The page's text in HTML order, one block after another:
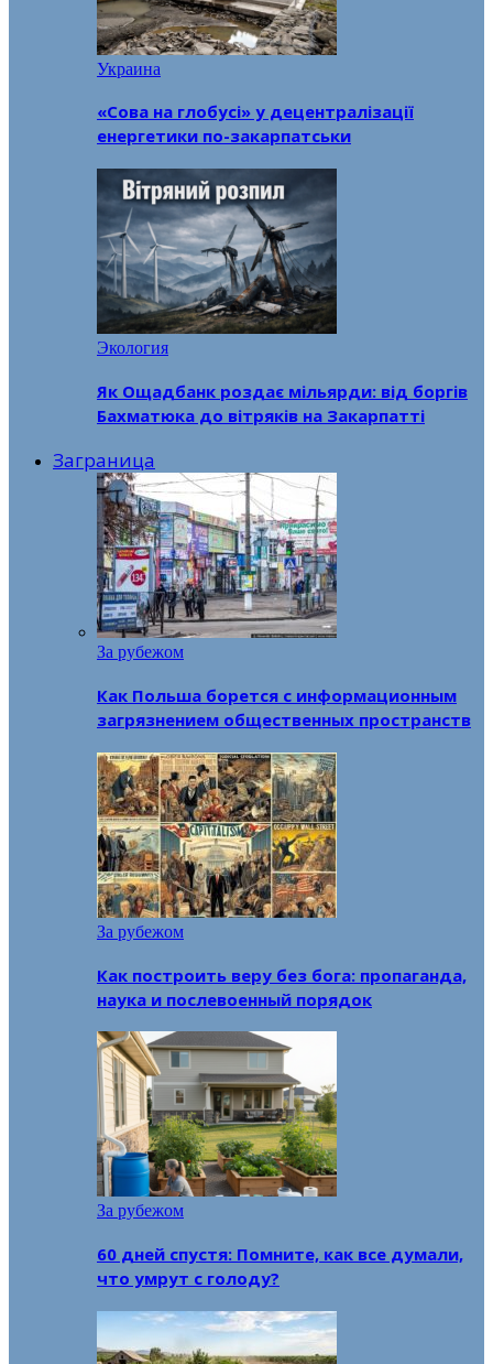
Украина
«Сова на глобусі» у децентралізації
енергетики по-закарпатськи
Экология
Як Ощадбанк роздає мільярди: від боргів
Бахматюка до вітряків на Закарпатті
Заграница
За рубежом
Как Польша борется с информационным
загрязнением общественных пространств
За рубежом
Как построить веру без бога: пропаганда,
наука и послевоенный порядок
За рубежом
60 дней спустя: Помните, как все думали,
что умрут с голоду?